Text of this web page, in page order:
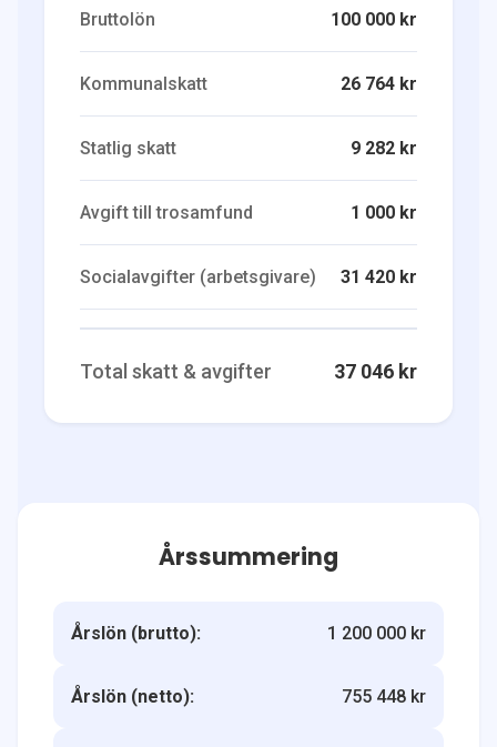
Bruttolön 100 000 kr
Kommunalskatt 26 764 kr
Statlig skatt 9 282 kr
Avgift till trosamfund 1 000 kr
Socialavgifter (arbetsgivare) 31 420 kr
Total skatt & avgifter 37 046 kr
Årssummering
Årslön (brutto): 1 200 000 kr
Årslön (netto): 755 448 kr